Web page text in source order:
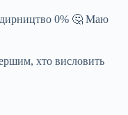
0% 🤔 Маю
хто висловить